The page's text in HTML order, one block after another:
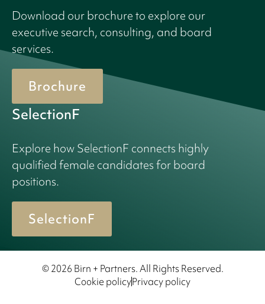
Download our brochure to explore our
executive search, consulting, and board
services.
Brochure
SelectionF
Explore how SelectionF connects highly
qualified female candidates for board
positions.
SelectionF
© 2026 Birn + Partners. All Rights Reserved.
Cookie policyPrivacy policy